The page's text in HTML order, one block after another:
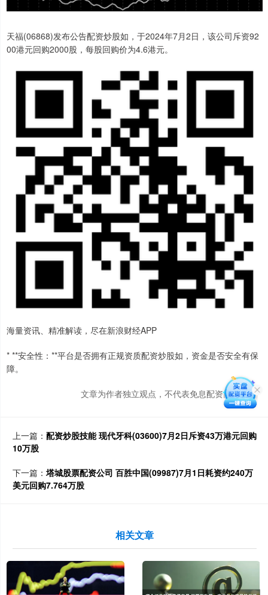
天福(06868)发布公告配资炒股如，于2024年7月2日，该公司斥资92
00港元回购2000股，每股回购价为4.6港元。
海量资讯、精准解读，尽在新浪财经APP
* **安全性：**平台是否拥有正规资质配资炒股如，资金是否安全有保
障。
文章为作者独立观点，不代表免息配资门户观点
上一篇： 配资炒股技能 现代牙科(03600)7月2日斥资43万港元回购
10万股
下一篇： 塔城股票配资公司 百胜中国(09987)7月1日耗资约240万
美元回购7.764万股
相关文章